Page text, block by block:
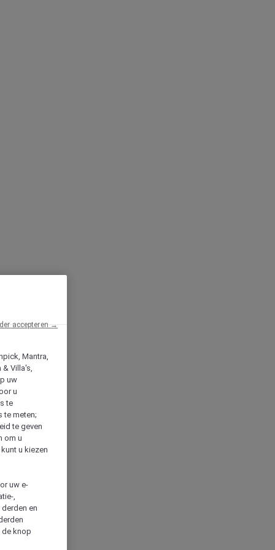
Mantra,
& Villa's,
uw
u
te
te meten;
te geven
om u
u kiezen
uw e-
,
en
de knop
accepteren →